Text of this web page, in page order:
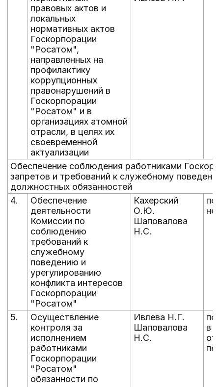
правовых актов и
локальных
нормативных актов
Госкорпорации
"Росатом",
направленных на
профилактику
коррупционных
правонарушений в
Госкорпорации
"Росатом" и в
организациях атомной
отрасли, в целях их
своевременной
актуализации
Обеспечение соблюдения работниками
запретов и требований к служебному
должностных обязанностей
4.
Обеспечение
деятельности
Комиссии по
соблюдению
требований к
служебному
поведению и
урегулированию
конфликта интересов
Госкорпорации
"Росатом"
Кахерский
О.Ю.
Шаповалова
Н.С.
по
5.
Осуществление
контроля за
исполнением
работниками
Госкорпорации
"Росатом"
обязанности по
Ивлева Н.Г.
Шаповалова
Н.С.
в